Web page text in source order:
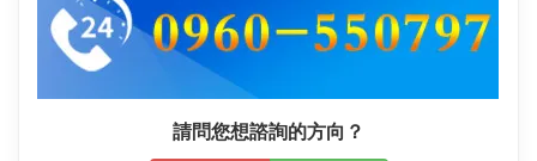
請問您想諮詢的方向？